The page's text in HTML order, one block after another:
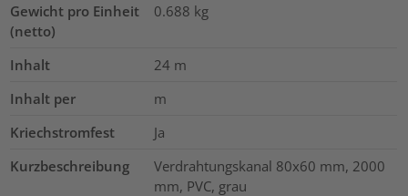
Gewicht pro Einheit
(netto)
0.688 kg
Inhalt 24 m
Inhalt per
m
Kriechstromfest
Ja
Kurzbeschreibung
Verdrahtungskanal 80x60 mm, 2000
mm, PVC, grau